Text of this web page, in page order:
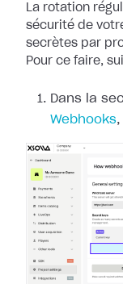
La rotation
sécurité de
secrètes par
Pour ce faire,
Dans la
Webhooks